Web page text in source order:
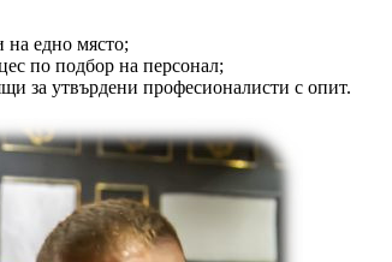
на едно място;
по подбор на персонал;
за утвърдени професионалисти с опит.